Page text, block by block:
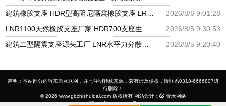
2026/8/6 9:01:28
2026/8/5 9:30:53
2026/8/5 9:20:40
声明：本站部分内容来自互联网，并已注明转载来源，若有涉及侵权，请联系0318-6666807进
行删除！
© 2026 www.gbzhishuidai.com 版权所有 网站设计：
青禾网络
冀ICP备16028262号